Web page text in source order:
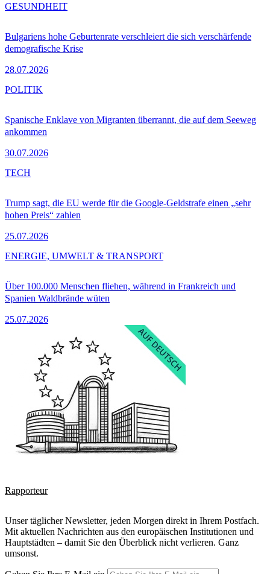
Bulgariens hohe Geburtenrate verschleiert die sich verschärfende
demografische Krise
28.07.2026
GESUNDHEIT
Spanische Enklave von Migranten überrannt, die auf dem Seeweg
ankommen
30.07.2026
POLITIK
Trump sagt, die EU werde für die Google-Geldstrafe einen „sehr
hohen Preis“ zahlen
25.07.2026
TECH
Über 100.000 Menschen fliehen, während in Frankreich und
Spanien Waldbrände wüten
25.07.2026
ENERGIE, UMWELT & TRANSPORT
Rapporteur
Unser täglicher Newsletter, jeden Morgen direkt in Ihrem Postfach.
Mit aktuellen Nachrichten aus den europäischen Institutionen und
Hauptstädten – damit Sie den Überblick nicht verlieren. Ganz
umsonst.